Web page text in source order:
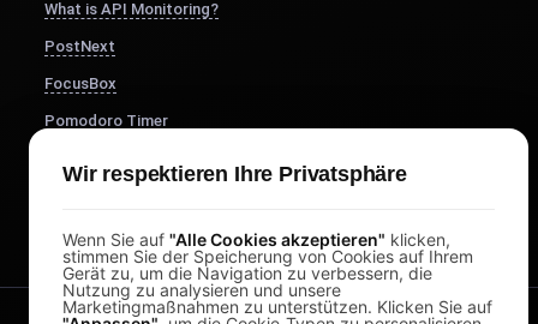
What is API Monitoring?
PostNext
FocusBox
Pomodoro Timer
Wir respektieren Ihre Privatsphäre
Wenn Sie auf "Alle Cookies akzeptieren" klicken,
stimmen Sie der Speicherung von Cookies auf Ihrem
Gerät zu, um die Navigation zu verbessern, die
Nutzung zu analysieren und unsere
Marketingmaßnahmen zu unterstützen. Klicken Sie auf